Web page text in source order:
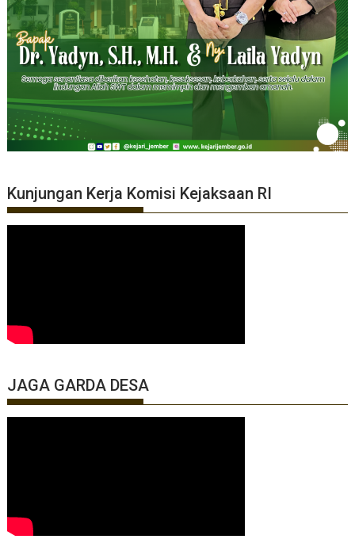
Kunjungan Kerja Komisi Kejaksaan RI
JAGA GARDA DESA